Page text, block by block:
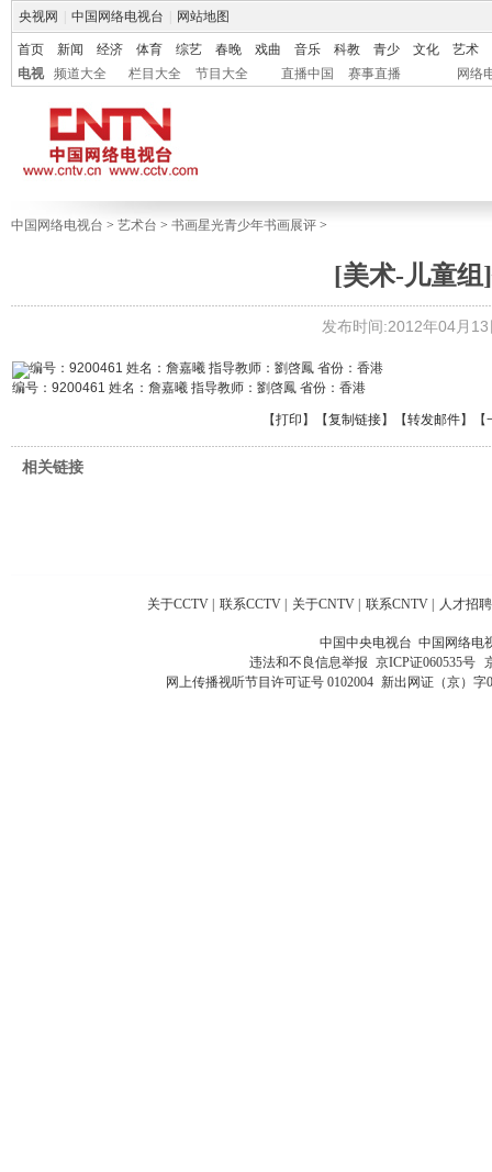
央视网 中国网络电视台 网站地图
首页 新闻 经济 体育 综艺 春晚 戏曲 音乐 科教 青少 文化
艺术
电视
频道大全 栏目大全 节目大全 直播中国 赛事直播 网络
中国网络电视台 > 艺术台 > 书画星光青少年书画展评 >
[美术-儿童组
发布时间:2012年04月
编号：9200461 姓名：詹嘉曦 指导教师：劉啓鳳 省份：香港
【打印 】【复制链接】【转发邮件】
相关链接
关于CCTV 联系CCTV 关于CNTV 联系CNTV 人才招聘
中国中央电视台 中国网络电
违法和不良信息举报 京ICP证060535号
网上传播视听节目许可证号 0102004 新出网证（京）